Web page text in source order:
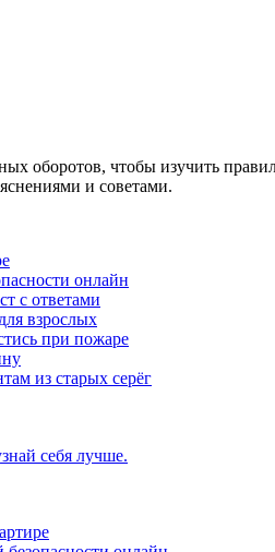
оборотов, чтобы изучить
и советами.
онлайн
с ответами
взрослых
при пожаре
из старых серёг
себя лучше.